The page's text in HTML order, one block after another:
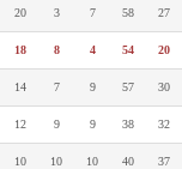
20 3 7 58 27
18 8 4 54 20
14 7 9 57 30
12 9 9 38 32
10 10 10 40 37